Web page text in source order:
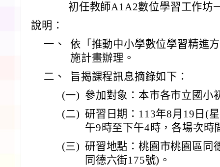
初任教師A1A2數位學習工作坊
說明：
一、
依「推動中小學數位學習精進
施計畫辦理。
二、
旨揭課程訊息摘錄如下：
(一) 參加對象：本市各市立國小
(二) 研習日期：113年8月19日(
午9時至下午4時，各場次時
(三) 研習地點：桃園市桃園區同
同德六街175號)。